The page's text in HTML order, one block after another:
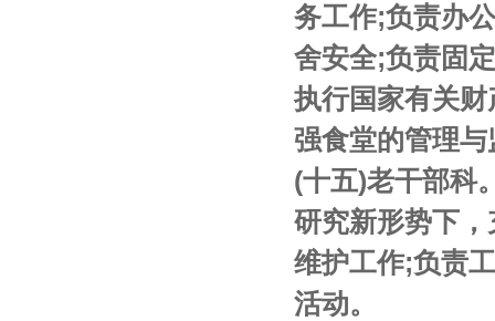
务工作;负责办
舍安全;负责固
执行国家有关
强食堂的管理与
(十五)老干部科
研究新形势下
维护工作;负责
活动。